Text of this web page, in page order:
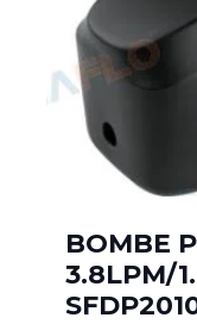
BOMBE
3.8LPM/